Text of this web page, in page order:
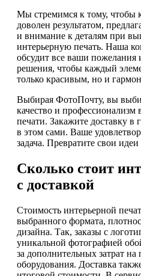
Мы стремимся к тому, чтобы
доволен результатом,
и внимание к деталям при
интерьерную печать. Наша
обсудит все ваши
решения, чтобы каждый
только красивым, но и
Выбирая ФотоПочту, вы
качество и профессионализм
печати. Закажите доставку в
в этом сами. Ваше
задача. Превратите свои
Сколько стоит
с доставкой
Стоимость интерьерной
выбранного формата,
дизайна. Так, заказы с
уникальной фотографией
за дополнительных затрат
оборудования. Доставка